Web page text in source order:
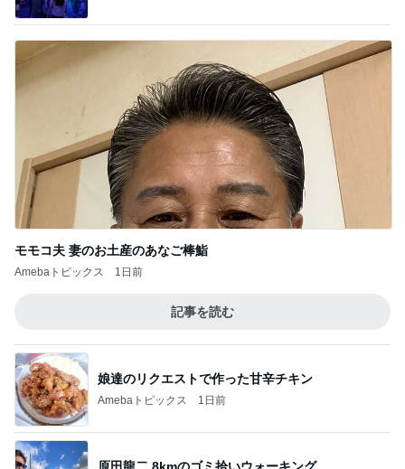
モモコ夫 妻のお土産のあなご棒鮨
Amebaトピックス 1日前
記事を読む
娘達のリクエストで作った甘辛チキン
Amebaトピックス 1日前
原田龍二 8kmのゴミ拾いウォーキング